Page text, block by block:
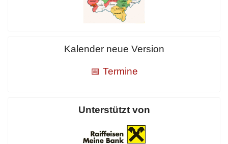
Kalender neue Version
📅 Termine
Unterstützt von